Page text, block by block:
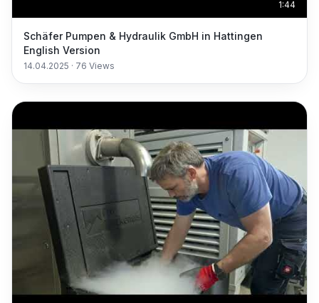
1:44
Schäfer Pumpen & Hydraulik GmbH in Hattingen
English Version
14.04.2025 · 76 Views